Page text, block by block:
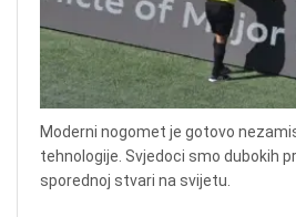
Moderni nogomet je gotovo
tehnologije. Svjedoci smo dubokih
sporednoj stvari na svijetu.